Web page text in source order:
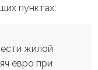
пунктах:
жилой
евро при